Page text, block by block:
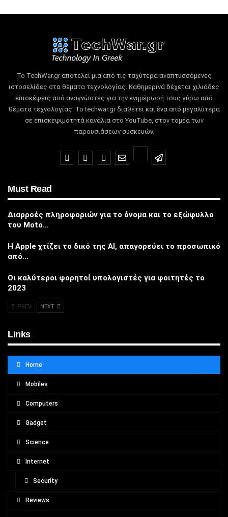
Το TechWar.gr αποτελεί μια από τις ταχύτερα αναπτυσσόμενες
ιστοσελίδες στα θέματα τεχνολογίας. Καθημερινά δέχεται χιλιάδες
επισκέψεις από αναγνώστες για την ενημέρωσή τους γύρω από
θέματα τεχνολογίας. Το techwar.gr διαθέτει και ένα από μεγαλύτερα
σε επισκεψιμότητά κανάλια στο YouTube, στον τομέα των
παρουσιάσεων συσκευών.
Must Read
Διαρροές πληροφοριών για το όνομα και το εξώφυλλο
του Moto…
Η Apple χτίζει το δικό της AI, απαγορεύει το προσωπικό
από…
Οι καλύτεροι φορητοί υπολογιστές για φοιτητές το
2023
PREV NEXT
Links
Home
Mobiles
Computers
Gadget
Science
Internet
Security
Reviews